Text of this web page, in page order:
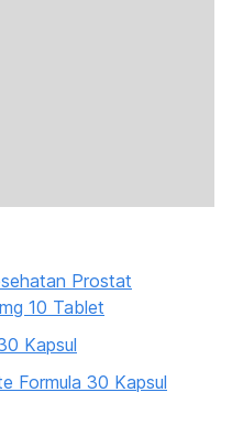
Prostat
10 Tablet
Kapsul
Formula 30 Kapsul